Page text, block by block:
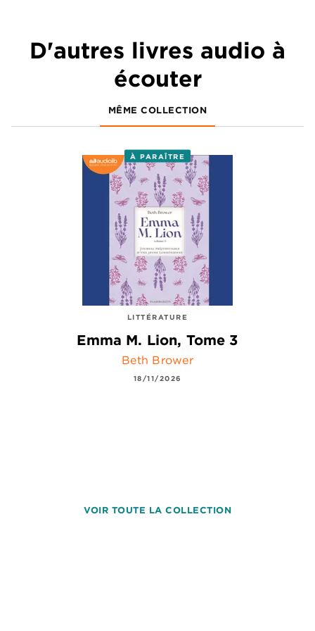
D'autres livres audio à
écouter
MÊME COLLECTION
À PARAÎTRE
LITTÉRATURE
Emma M. Lion, Tome 3
Beth Brower
18/11/2026
VOIR TOUTE LA COLLECTION